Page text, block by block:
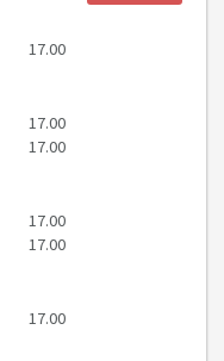
17.00
17.00
17.00
17.00
17.00
17.00